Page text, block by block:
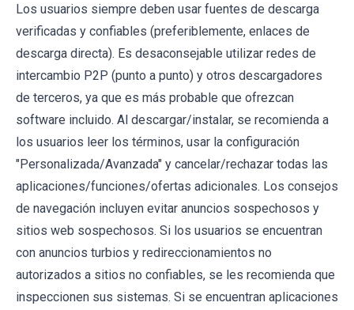
Los usuarios siempre deben usar fuentes de descarga
verificadas y confiables (preferiblemente, enlaces de
descarga directa). Es desaconsejable utilizar redes de
intercambio P2P (punto a punto) y otros descargadores
de terceros, ya que es más probable que ofrezcan
software incluido. Al descargar/instalar, se recomienda a
los usuarios leer los términos, usar la configuración
"Personalizada/Avanzada" y cancelar/rechazar todas las
aplicaciones/funciones/ofertas adicionales. Los consejos
de navegación incluyen evitar anuncios sospechosos y
sitios web sospechosos. Si los usuarios se encuentran
con anuncios turbios y redireccionamientos no
autorizados a sitios no confiables, se les recomienda que
inspeccionen sus sistemas. Si se encuentran aplicaciones